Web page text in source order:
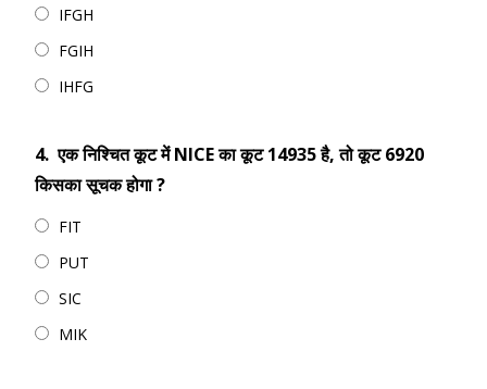
IFGH
FGIH
IHFG
4. एक निश्चित कूट में NICE का कूट 14935 है, तो कूट 6920
किसका सूचक होगा ?
FIT
PUT
SIC
MIK